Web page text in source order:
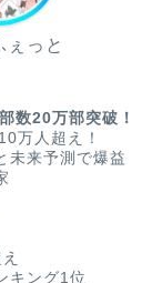
ぇっと
数20万部突破！
万人超え！
未来予測で爆益
キング1位